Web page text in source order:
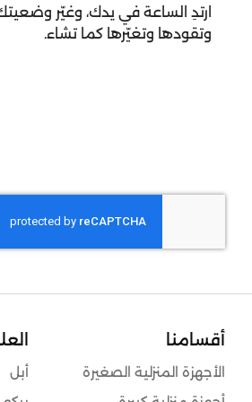
ارتدِ الساعة في يدك، وغيّر
وتقودها وتغيّرها كما تشاء.
أقسامنا
الأجهزة المنزلية الصغيرة
أبل